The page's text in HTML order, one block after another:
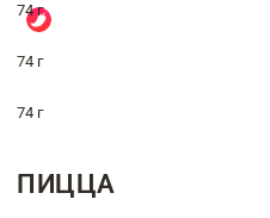
74 г
74 г
74 г
ПИЦЦА